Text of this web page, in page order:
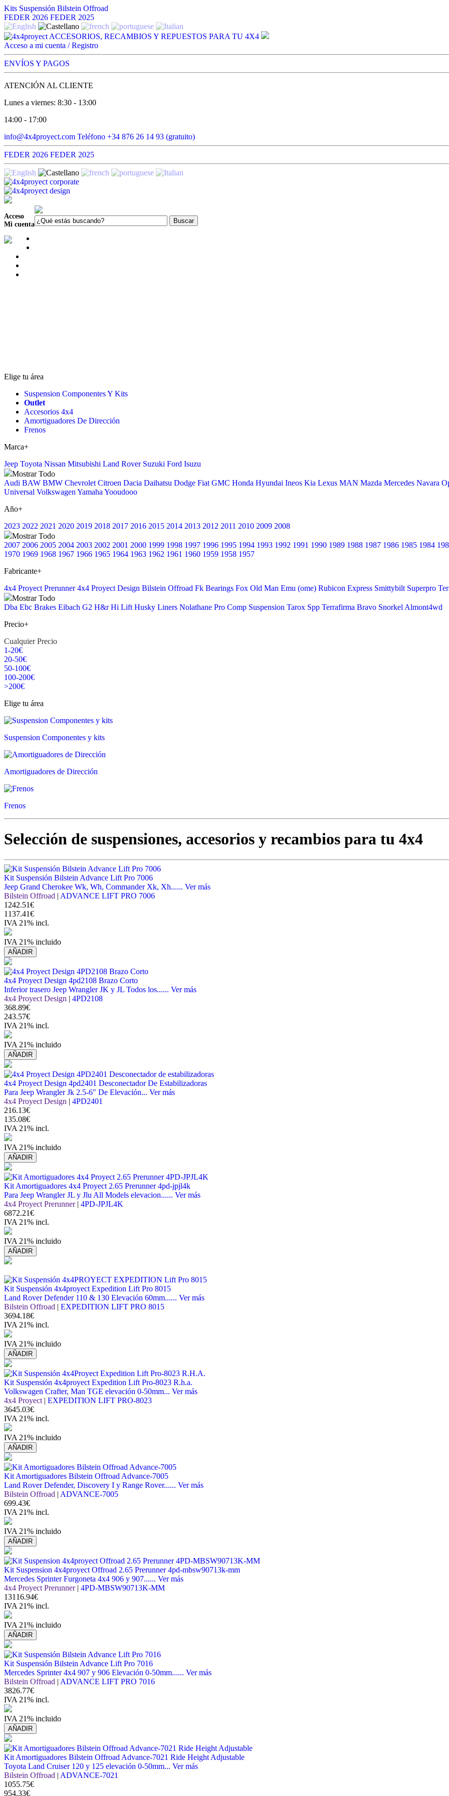
Kits Suspensión Bilstein Offroad
FEDER 2026 FEDER 2025
Acceso a mi cuenta / Registro
ENVÍOS Y PAGOS
ATENCIÓN AL CLIENTE
Lunes a viernes: 8:30 - 13:00
14:00 - 17:00
info@4x4proyect.com Teléfono +34 876 26 14 93 (gratuito)
FEDER 2026 FEDER 2025
Acceso
Mi cuenta
Elige tu área
Suspension Componentes Y Kits
Outlet
Accesorios 4x4
Amortiguadores De Dirección
Frenos
Marca+
Jeep Toyota Nissan Mitsubishi Land Rover Suzuki Ford Isuzu
Mostrar Todo
Audi BAW BMW Chevrolet Citroen Dacia Daihatsu Dodge Fiat GMC Honda Hyundai Ineos Kia Lexus MAN Mazda Mercedes Navara
Universal Volkswagen Yamaha Yooudooo
Año+
2023 2022 2021 2020 2019 2018 2017 2016 2015 2014 2013 2012 2011 2010 2009 2008
Mostrar Todo
2007 2006 2005 2004 2003 2002 2001 2000 1999 1998 1997 1996 1995 1994 1993 1992 1991 1990 1989 1988 1987 1986 1985 1984
1970 1969 1968 1967 1966 1965 1964 1963 1962 1961 1960 1959 1958 1957
Fabricante+
4x4 Proyect Prerunner 4x4 Proyect Design Bilstein Offroad Fk Bearings Fox Old Man Emu (ome) Rubicon Express Smittybilt Superpro
Mostrar Todo
Dba Ebc Brakes Eibach G2 H&r Hi Lift Husky Liners Nolathane Pro Comp Suspension Tarox Spp Terrafirma Bravo Snorkel Almont4wd
Precio+
Cualquier Precio
1-20€
20-50€
50-100€
100-200€
>200€
Elige tu área
Suspension Componentes y kits
Amortiguadores de Dirección
Frenos
Selección de suspensiones, accesorios y recambios para tu 4x4
Kit Suspensión Bilstein Advance Lift Pro 7006
Jeep Grand Cherokee Wk, Wh, Commander Xk, Xh...... Ver más
Bilstein Offroad | ADVANCE LIFT PRO 7006
1242.51€
1137.41€
IVA 21% incl.
IVA 21% incluido
AÑADIR
4x4 Proyect Design 4pd2108 Brazo Corto
Inferior trasero Jeep Wrangler JK y JL Todos los...... Ver más
4x4 Proyect Design | 4PD2108
368.89€
243.57€
IVA 21% incl.
IVA 21% incluido
AÑADIR
4x4 Proyect Design 4pd2401 Desconectador De Estabilizadoras
Para Jeep Wrangler Jk 2.5-6" De Elevación... Ver más
4x4 Proyect Design | 4PD2401
216.13€
135.08€
IVA 21% incl.
IVA 21% incluido
AÑADIR
Kit Amortiguadores 4x4 Proyect 2.65 Prerunner 4pd-jpjl4k
Para Jeep Wrangler JL y Jlu All Models elevacion...... Ver más
4x4 Proyect Prerunner| 4PD-JPJL4K
6872.21€
IVA 21% incl.
IVA 21% incluido
AÑADIR
Kit Suspensión 4x4proyect Expedition Lift Pro 8015
Land Rover Defender 110 & 130 Elevación 60mm...... Ver más
Bilstein Offroad | EXPEDITION LIFT PRO 8015
3694.18€
IVA 21% incl.
IVA 21% incluido
AÑADIR
Kit Suspensión 4x4proyect Expedition Lift Pro-8023 R.h.a.
Volkswagen Crafter, Man TGE elevación 0-50mm... Ver más
4x4 Proyect | EXPEDITION LIFT PRO-8023
3645.03€
IVA 21% incl.
IVA 21% incluido
AÑADIR
Kit Amortiguadores Bilstein Offroad Advance-7005
Land Rover Defender, Discovery I y Range Rover...... Ver más
Bilstein Offroad | ADVANCE-7005
699.43€
IVA 21% incl.
IVA 21% incluido
AÑADIR
Kit Suspension 4x4proyect Offroad 2.65 Prerunner 4pd-mbsw90713k-mm
Mercedes Sprinter Furgoneta 4x4 906 y 907...... Ver más
4x4 Proyect Prerunner| 4PD-MBSW90713K-MM
13116.94€
IVA 21% incl.
IVA 21% incluido
AÑADIR
Kit Suspensión Bilstein Advance Lift Pro 7016
Mercedes Sprinter 4x4 907 y 906 Elevación 0-50mm...... Ver más
Bilstein Offroad | ADVANCE LIFT PRO 7016
3826.77€
IVA 21% incl.
IVA 21% incluido
AÑADIR
Kit Amortiguadores Bilstein Offroad Advance-7021 Ride Height Adjustable
Toyota Land Cruiser 120 y 125 elevación 0-50mm... Ver más
Bilstein Offroad | ADVANCE-7021
1055.75€
954.33€